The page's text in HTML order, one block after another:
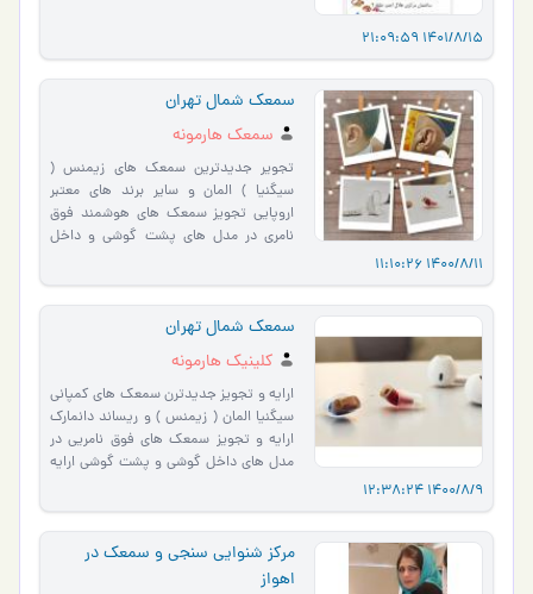
1401/8/15 21:09:59
1400/8/11 11:10:26
سمعک شمال تهران
سمعک هارمونه
تجویر جدیدترین سمعک های زیمنس (
سیگنیا ) المان و سایر برند های معتبر
اروپایی تجویز سمعک های هوشمند فوق
نامری در مدل های پشت گوشی و داخل
1400/8/9 12:38:24
سمعک شمال تهران
کلینیک هارمونه
ارایه و تجویز جدیدترن سمعک های کمپانی
سیگنیا المان ( زیمنس ) و ریساند دانمارک
ارایه و تجویز سمعک های فوق نامریی در
مدل های داخل گوشی و پشت گوشی ارایه
مرکز شنوایی سنجی و سمعک در
اهواز